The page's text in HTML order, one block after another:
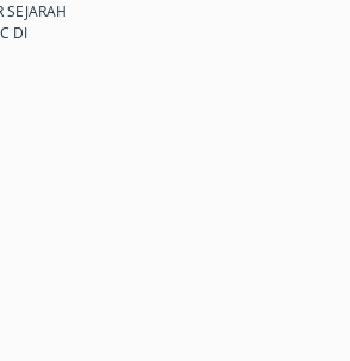
SEJARAH
DI